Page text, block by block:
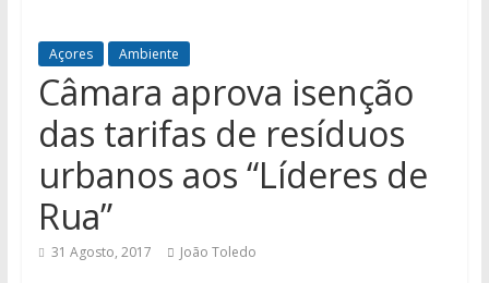
Açores Ambiente
Câmara aprova isenção
das tarifas de resíduos
urbanos aos “Líderes de
Rua”
31 Agosto, 2017 João Toledo